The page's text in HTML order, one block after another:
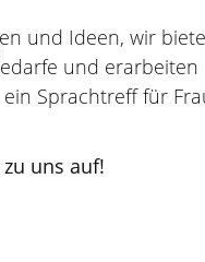
und Ideen, wir
und erarbeiten
Sprachtreff für
uns auf!